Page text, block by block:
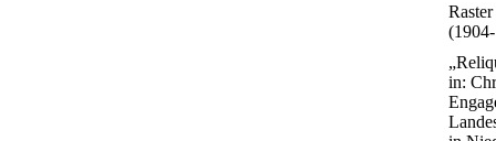
in: